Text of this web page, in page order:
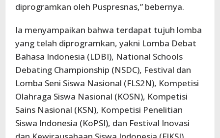
diprogramkan oleh Puspresnas,” bebernya.
Ia menyampaikan bahwa terdapat tujuh lomba
yang telah diprogramkan, yakni Lomba Debat
Bahasa Indonesia (LDBI), National Schools
Debating Championship (NSDC), Festival dan
Lomba Seni Siswa Nasional (FLS2N), Kompetisi
Olahraga Siswa Nasional (KOSN), Kompetisi
Sains Nasional (KSN), Kompetisi Penelitian
Siswa Indonesia (KoPSI), dan Festival Inovasi